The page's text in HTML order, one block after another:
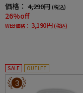
価格： 4,290円 (税込)
26%off
WEB価格： 3,190円 (税込)
SALE OUTLET
3